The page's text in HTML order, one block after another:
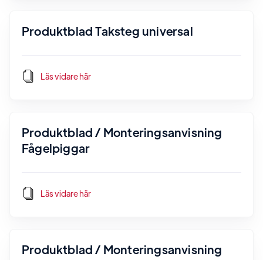
Produktblad Taksteg universal
Läs vidare här
Produktblad / Monteringsanvisning
Fågelpiggar
Läs vidare här
Produktblad / Monteringsanvisning